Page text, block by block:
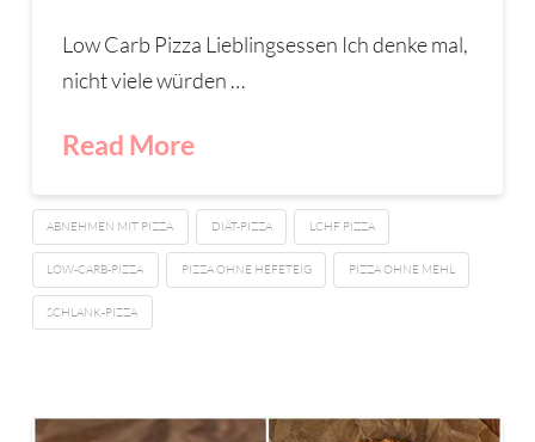
Low Carb Pizza Lieblingsessen Ich denke mal,
nicht viele würden …
Read More
ABNEHMEN MIT PIZZA DIÄT-PIZZA LCHF PIZZA
LOW-CARB-PIZZA PIZZA OHNE HEFETEIG PIZZA OHNE MEHL
SCHLANK-PIZZA